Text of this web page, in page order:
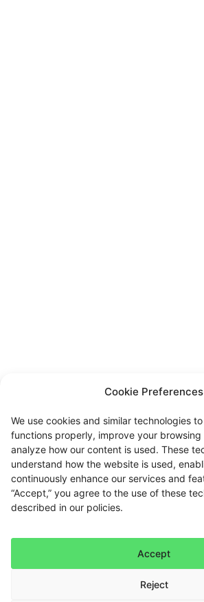
Cookie Preferences
We use cookies and similar technologies
functions properly, improve your browsing
analyze how our content is used. These
understand how the website is used,
continuously enhance our services and
“Accept,” you agree to the use of these
described in our policies.
Accept
Reject